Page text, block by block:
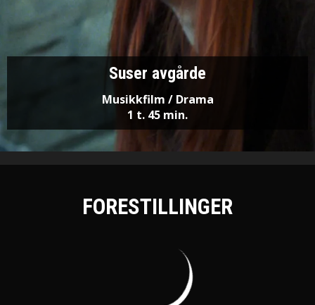
Suser avgårde
Musikkfilm / Drama
1 t. 45 min.
FORESTILLINGER